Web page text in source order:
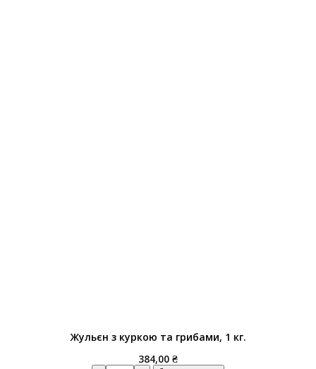
Жульєн з куркою та грибами, 1 кг.
384,00 ₴